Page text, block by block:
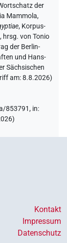
der
Mammola,
, Korpus-
hrsg. von Tonio
der Berlin-
und Hans-
Sächsischen
am:8.8.2026)
853791, in:
)
Kontakt
Impressum
Datenschutz